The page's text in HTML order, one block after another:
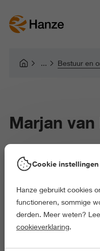
Bestuur en
Marjan
Marjan van Dijk werkt als
Diversiteit in Leren en
Pabo.
Cookie instellingen
Hanze gebruikt cookies
functioneren, sommige
derden. Meer weten?
cookieverklaring.